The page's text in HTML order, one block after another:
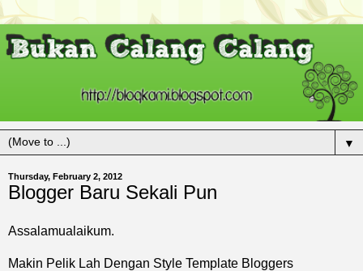
▼
Thursday, February 2, 2012
Blogger Baru Sekali Pun
Assalamualaikum.
Makin Pelik Lah Dengan Style Template Bloggers